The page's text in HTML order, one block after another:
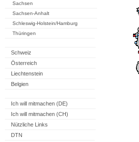
Sachsen
Sachsen-Anhalt
Schleswig-Holstein/Hamburg
Thüringen
Schweiz
Österreich
Liechtenstein
Belgien
Ich will mitmachen (DE)
Ich will mitmachen (CH)
Nützliche Links
DTN